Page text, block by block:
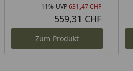
Rabatt
-11% UVP631,47 CHF
559,31 CHF
Zum Produkt